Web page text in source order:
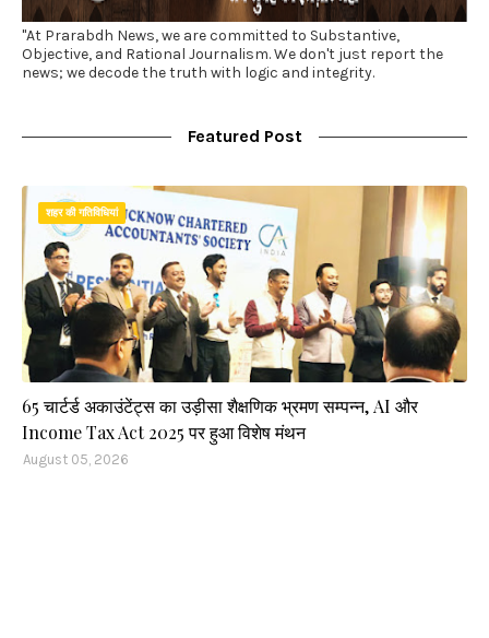
"At Prarabdh News, we are committed to Substantive,
Objective, and Rational Journalism. We don't just report the
news; we decode the truth with logic and integrity.
Featured Post
शहर की गतिविधियां
65 चार्टर्ड अकाउंटेंट्स का उड़ीसा शैक्षणिक भ्रमण सम्पन्न, AI और
Income Tax Act 2025 पर हुआ विशेष मंथन
August 05, 2026